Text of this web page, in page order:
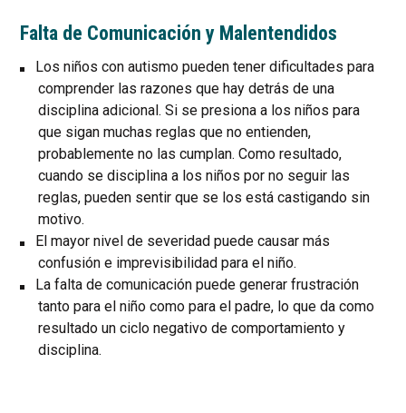
Falta de Comunicación y Malentendidos
Los niños con autismo pueden tener dificultades para
comprender las razones que hay detrás de una
disciplina adicional. Si se presiona a los niños para
que sigan muchas reglas que no entienden,
probablemente no las cumplan. Como resultado,
cuando se disciplina a los niños por no seguir las
reglas, pueden sentir que se los está castigando sin
motivo.
El mayor nivel de severidad puede causar más
confusión e imprevisibilidad para el niño.
La falta de comunicación puede generar frustración
tanto para el niño como para el padre, lo que da como
resultado un ciclo negativo de comportamiento y
disciplina.